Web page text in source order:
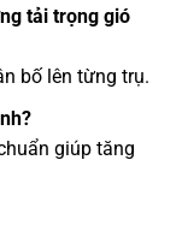
tải trọng gió
bố lên từng trụ.
giúp tăng